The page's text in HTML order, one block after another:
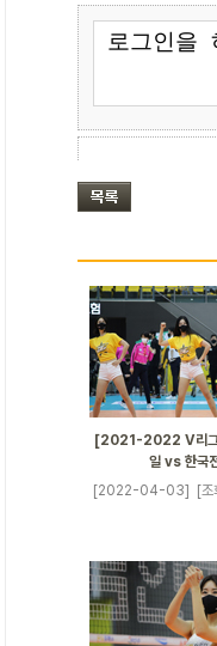
[2021-2022 V리
일 vs 한국
[2022-04-03]
[